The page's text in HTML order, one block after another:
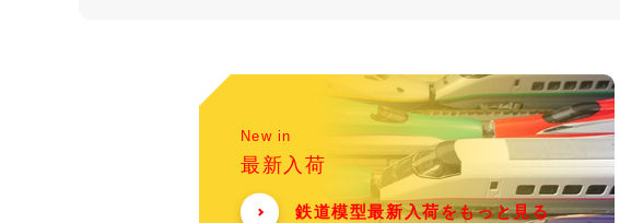
New in
最新入荷
鉄道模型最新入荷をもっと見る